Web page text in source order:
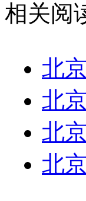
相关阅
北
北
北
北